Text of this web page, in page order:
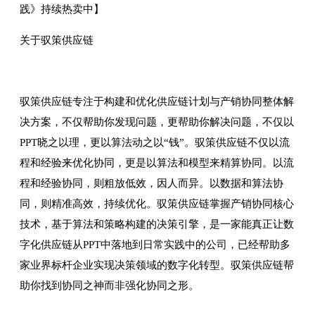
践》持续热卖中】
关于驭策供应链
驭策供应链专注于构建和优化供应链计划与产销协同整体解
决方案，不仅帮助你发现问题，更帮助你解决问题，不仅以
PPT晓之以理，更以算法动之以“钱”。驭策供应链不仅以流
程和经验来优化协同，更是以算法和模型来精算协同。以流
程和经验协同，则粗放低效，因人而异。以数据和算法协
同，则精准高效，持续优化。驭策供应链掌握产销协同核心
技术，基于算法和策略构建的决策引擎，是一家能真正让数
字化供应链从PPT中落地到日常实践中的公司，已经帮助多
家业界标杆企业实现决策领域的数字化转型。驭策供应链帮
助你找到协同之神而非强化协同之形。